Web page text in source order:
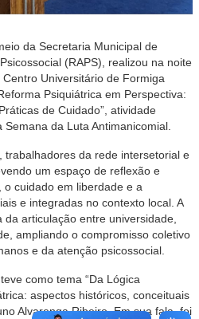
da Secretaria Municipal de
(RAPS), realizou na noite
Universitário de Formiga
Psiquiátrica em Perspectiva:
de Cuidado”, atividade
da Luta Antimanicomial.
trabalhadores da rede intersetorial e
um espaço de reflexão e
cuidado em liberdade e a
e integradas no contexto local. A
articulação entre universidade,
ampliando o compromisso coletivo
e da atenção psicossocial.
como tema “Da Lógica
aspectos históricos, conceituais
Alvarenga Ribeiro. Em sua fala, foi